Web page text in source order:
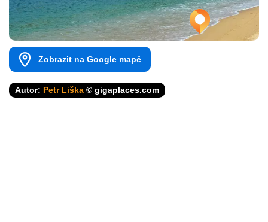
Zobrazit na Google mapě
Autor: Petr Liška © gigaplaces.com